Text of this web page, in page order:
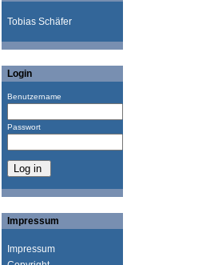
Tobias Schäfer
Login
Benutzername
Passwort
Impressum
Impressum